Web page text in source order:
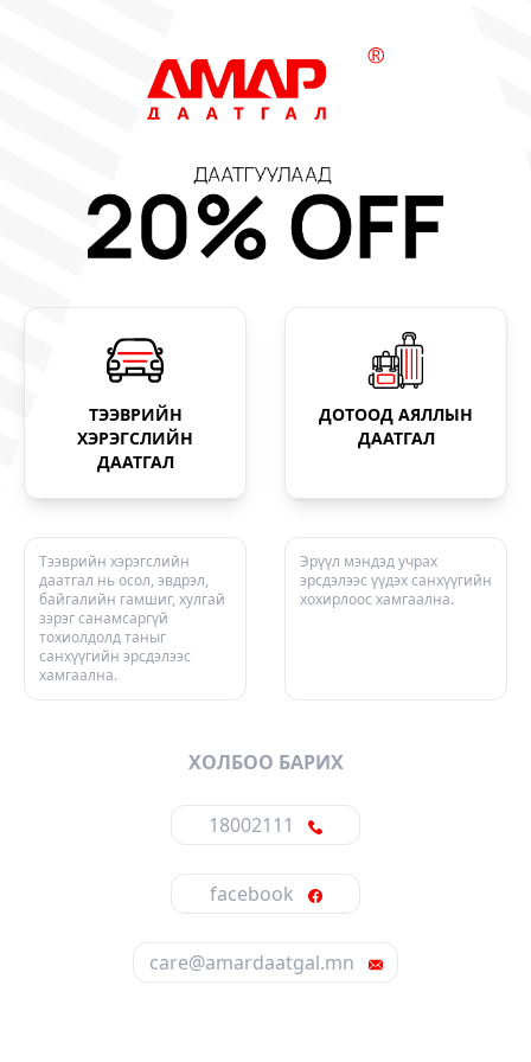
ТЭЭВРИЙН
ХЭРЭГСЛИЙН
ДААТГАЛ
ДОТООД АЯЛЛЫН
ДААТГАЛ
Тээврийн хэрэгслийн
даатгал нь осол, эвдрэл,
байгалийн гамшиг, хулгай
зэрэг санамсаргүй
тохиолдолд таныг
санхүүгийн эрсдэлээс
хамгаална.
Эрүүл мэндэд учрах
эрсдэлээс үүдэх санхүүгийн
хохирлоос хамгаална.
ХОЛБОО БАРИХ
18002111
facebook
care@amardaatgal.mn